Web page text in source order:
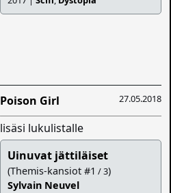
27.05.2018
Poison Girl
lisäsi lukulistalle
Uinuvat jättiläiset
(Themis-kansiot #1 / 3)
Sylvain Neuvel